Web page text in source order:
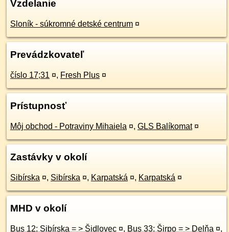
Vzdelanie
Sloník - súkromné detské centrum ¤
Prevádzkovateľ
číslo 17;31 ¤, Fresh Plus ¤
Prístupnosť
Môj obchod - Potraviny Mihaiela ¤, GLS Balíkomat ¤
Zastávky v okolí
Sibírska ¤, Sibírska ¤, Karpatská ¤, Karpatská ¤
MHD v okolí
Bus 12: Sibírska = > Šidlovec ¤, Bus 33: Širpo = > Delňa ¤,